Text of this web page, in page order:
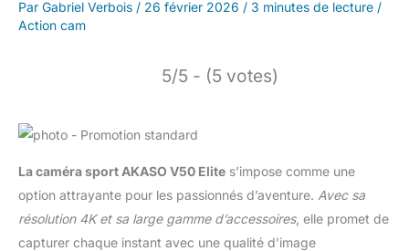
Par Gabriel Verbois / 26 février 2026 / 3 minutes de lecture /
Action cam
5/5 - (5 votes)
La caméra sport AKASO V50 Elite s’impose comme une
option attrayante pour les passionnés d’aventure. Avec sa
résolution 4K et sa large gamme d’accessoires, elle promet de
capturer chaque instant avec une qualité d’image